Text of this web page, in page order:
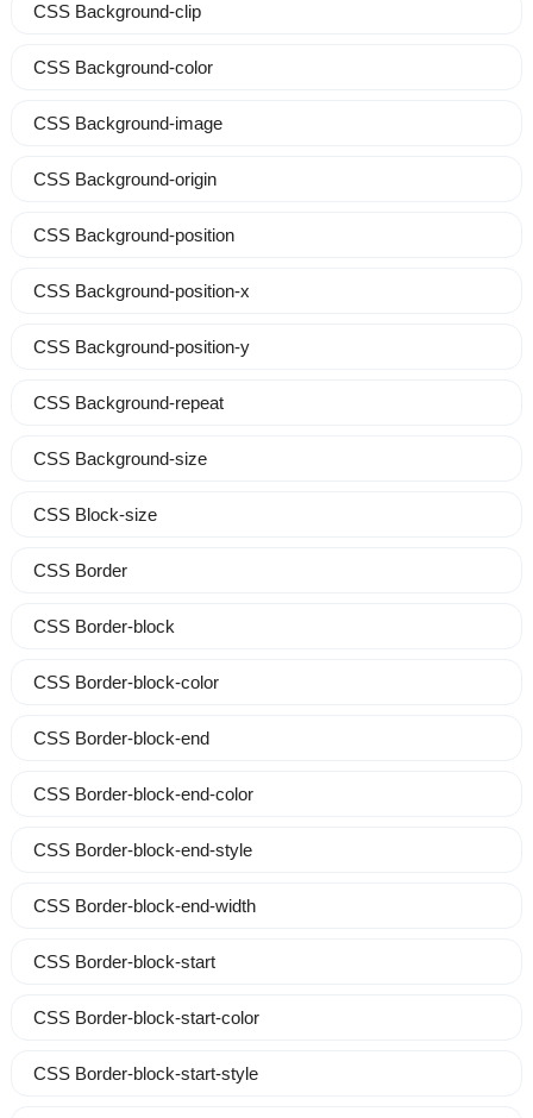
CSS Background-clip
CSS Background-color
CSS Background-image
CSS Background-origin
CSS Background-position
CSS Background-position-x
CSS Background-position-y
CSS Background-repeat
CSS Background-size
CSS Block-size
CSS Border
CSS Border-block
CSS Border-block-color
CSS Border-block-end
CSS Border-block-end-color
CSS Border-block-end-style
CSS Border-block-end-width
CSS Border-block-start
CSS Border-block-start-color
CSS Border-block-start-style